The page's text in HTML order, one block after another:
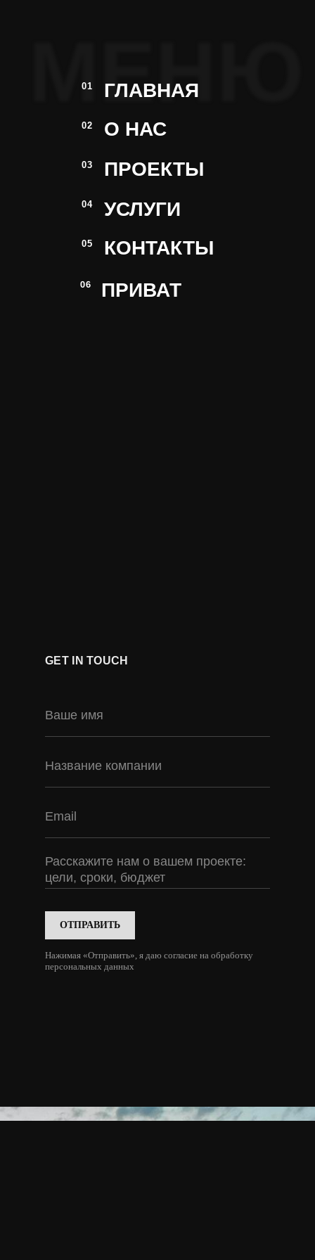
МЕНЮ
01 ГЛАВНАЯ
02
ПРОЕКТЫ
03
УСЛУГИ
04
О НАС
05 КОНТАКТЫ
06 ПРИВАТ
ОТПРАВИТЬ
Нажимая «Отправить», я даю согласие на обработку
персональных данных
GET IN TOUCH